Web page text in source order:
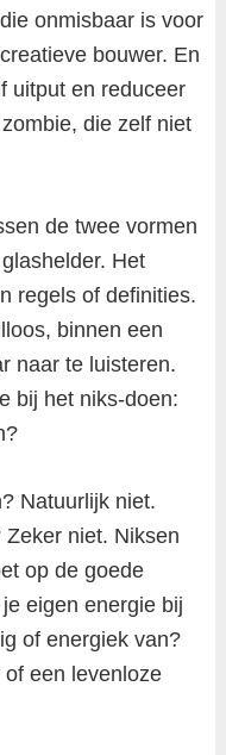
onmisbaar is voor
bouwer. En
uitput en reduceer
die zelf niet
de twee vormen
Het
regels of definities.
binnen een
naar te luisteren.
bij het niks-doen:
Natuurlijk niet.
niet. Niksen
op de goede
eigen energie bij
of energiek van?
een levenloze